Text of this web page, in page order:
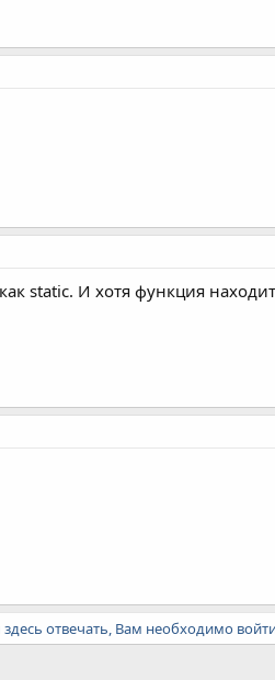
static. И хотя функция
отвечать, Вам необходимо